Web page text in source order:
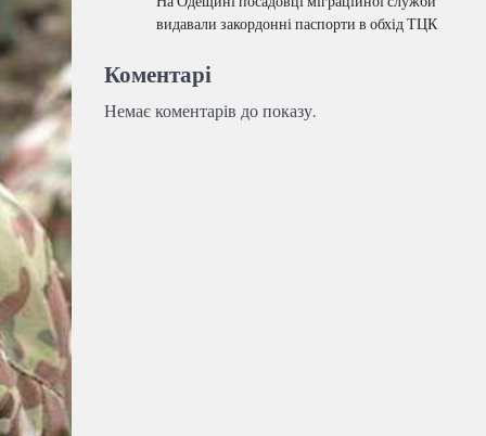
видавали закордонні паспорти в обхід ТЦК
Коментарі
Немає коментарів до показу.